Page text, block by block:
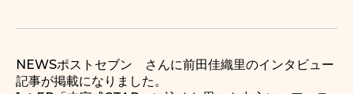
NEWSポストセブン さんに前田佳織里のインタビュー
記事が掲載になりました。